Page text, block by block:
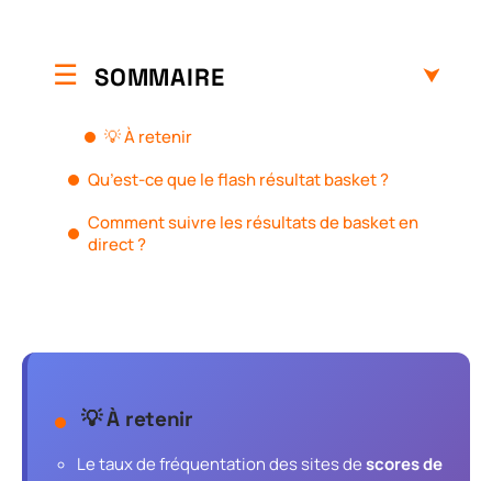
SOMMAIRE
💡 À retenir
Qu’est-ce que le flash résultat basket ?
Comment suivre les résultats de basket en
direct ?
💡 À retenir
Le taux de fréquentation des sites de scores de